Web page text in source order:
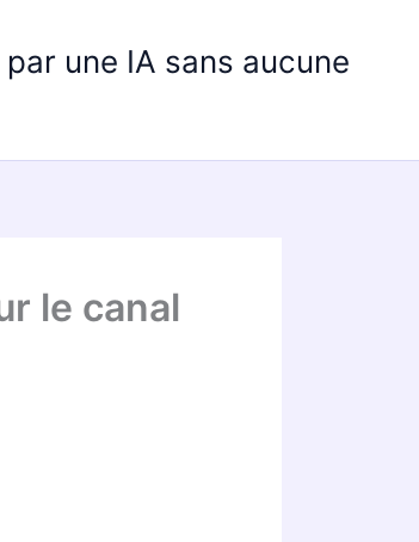
une IA sans aucune
le canal